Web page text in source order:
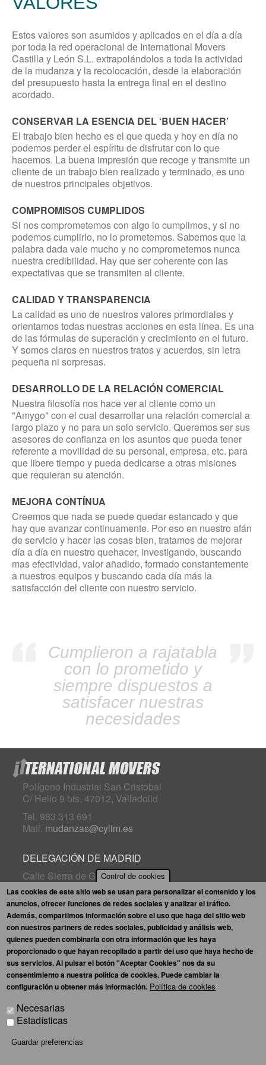
Reciclaje
PROCESOS
Consejos de mudanza
Seguros
Certificaciones
FILIALES
Valladolid
Burgos
Palencia
Madrid
CONTACTO
Presupuesto
Contacto
Estos valores son asumidos y aplicados en el día a día
por toda la red operacional de International Movers
Castilla y León S.L. extrapolándolos a toda la actividad
de la mudanza y la recolocación, desde la elaboración
del presupuesto hasta la entrega final en el destino
acordado.
CONSERVAR LA ESENCIA DEL ‘BUEN HACER’
El trabajo bien hecho es el que queda y hoy en día no
podemos perder el espíritu de disfrutar con lo que
hacemos. La buena impresión que recoge y transmite un
cliente de un trabajo bien realizado y terminado, es uno
de nuestros principales objetivos.
COMPROMISOS CUMPLIDOS
Si nos comprometemos con algo lo cumplimos, y si no
podemos cumplirlo, no lo prometemos. Sabemos que la
palabra dada vale mucho y no comprometemos nunca
nuestra credibilidad. Hay que ser coherente con las
expectativas que se transmiten al cliente.
CALIDAD Y TRANSPARENCIA
La calidad es uno de nuestros valores primordiales y
orientamos todas nuestras acciones en esta línea. Es una
de las fórmulas de superación y crecimiento en el futuro.
Y somos claros en nuestros tratos y acuerdos, sin letra
pequeña ni sorpresas.
DESARROLLO DE LA RELACIÓN COMERCIAL
Nuestra filosofía nos hace ver al cliente como un
"Amygo" con el cual desarrollar una relación comercial a
largo plazo y no para un solo servicio. Queremos ser sus
asesores de confianza en los asuntos que pueda tener
referente a movilidad de su personal, empresa, etc. para
que libere tiempo y pueda dedicarse a otras misiones
que requieran su atención.
MEJORA CONTÍNUA
Creemos que nada se puede quedar estancado y que
hay que avanzar continuamente. Por eso en nuestro afán
de servicio y hacer las cosas bien, tratamos de mejorar
día a día en nuestro quehacer, investigando, buscando
mas efectividad, valor añadido, formado constantemente
a nuestros equipos y buscando cada día más la
satisfacción del cliente con nuestro servicio.
Cumplieron a rajatabla
con lo prometido y
siempre dispuestos a
satisfacer nuestras
necesidades
Polígono Industrial San Cristobal
C/ Helio 9 bis. 47012, Valladolid
Tel. 983 313 691
Mail. mudanzas@cylim.es
DELEGACIÓN DE MADRID
Calle Sierra de Guadarrama, 28
28830, San Fernando de Henares (Madrid)
Tel. 910 567 647
Mail.madrid.mudanzas@grupoamygo.com
Mapa web
Aviso legal
Política de privacidad
Política de cookies
Enlaces interés
Sugerencias
Control de cookies
Las cookies de este sitio web se usan para personalizar el contenido y los
anuncios, ofrecer funciones de redes sociales y analizar el tráfico.
Además, compartimos información sobre el uso que haga del sitio web
con nuestros partners de redes sociales, publicidad y análisis web,
quienes pueden combinarla con otra información que les haya
proporcionado o que hayan recopilado a partir del uso que haya hecho de
sus servicios. Al pulsar el botón "Aceptar Cookies" nos da su
consentimiento a nuestra política de cookies. Puede cambiar la
configuración u obtener más información. Política de cookies
Necesarias
Estadísticas
Guardar preferencias